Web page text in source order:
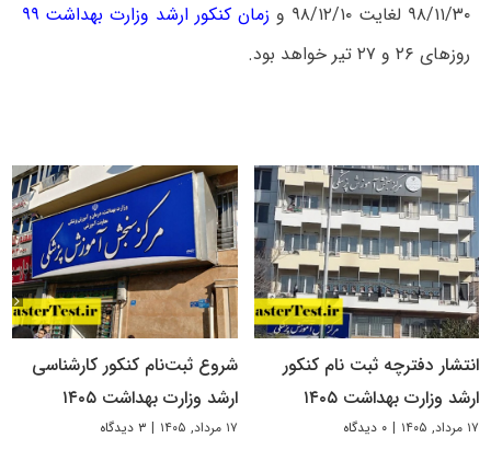
۹۸/۱۱/۳۰ لغایت ۹۸/۱۲/۱۰ و
زمان کنکور ارشد وزارت بهداشت ۹۹
روزهای ۲۶ و ۲۷ تیر خواهد بود.
انتشار دفترچه ثبت نام کنکور
ارشد وزارت بهداشت ۱۴۰۵
۱۷ مرداد, ۱۴۰۵ | ۰ دیدگاه
شروع ثبت‌نام کنکور کارشناسی
ارشد وزارت بهداشت ۱۴۰۵
۱۷ مرداد, ۱۴۰۵ | ۳ دیدگاه